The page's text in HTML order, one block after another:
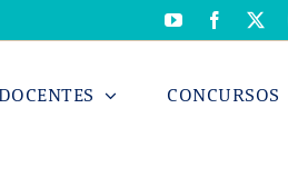
YouTube
DOCENTES CONCURSOS